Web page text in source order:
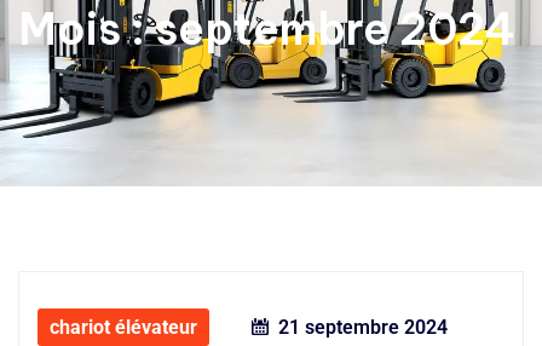
Mois :septembre 2024
chariot élévateur
21 septembre 2024